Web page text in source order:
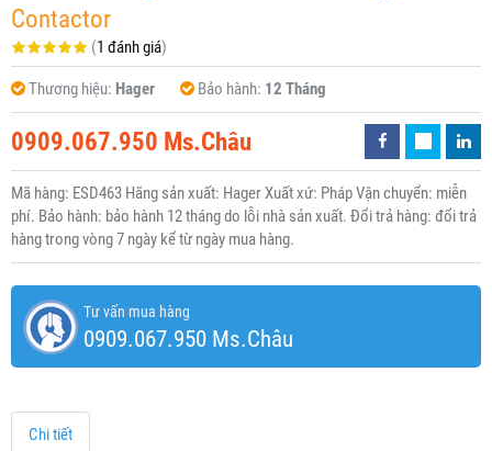
Contactor
(1 đánh giá)
Thương hiệu: Hager Bảo hành: 12 Tháng
0909.067.950 Ms.Châu
Mã hàng: ESD463 Hãng sản xuất: Hager Xuất xứ: Pháp Vận chuyển: miễn
phí. Bảo hành: bảo hành 12 tháng do lỗi nhà sản xuất. Đổi trả hàng: đổi trả
hàng trong vòng 7 ngày kể từ ngày mua hàng.
Tư vấn mua hàng
0909.067.950 Ms.Châu
Chi tiết